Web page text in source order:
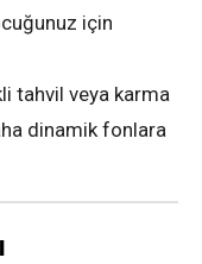
için
tahvil veya karma
dinamik fonlara